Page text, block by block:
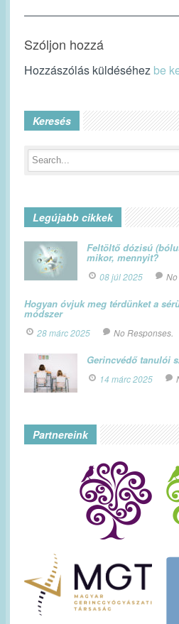
Szóljon hozzá
Hozzászólás küldéséhez be
Keresés
Legújabb cikkek
Feltöltő dózisú
mikor, mennyit?
08 júl 2025 No
Hogyan óvjuk meg térdünket a
módszer
28 márc 2025 No Responses.
Gerincvédő tanulói
14 márc 2025
Partnereink